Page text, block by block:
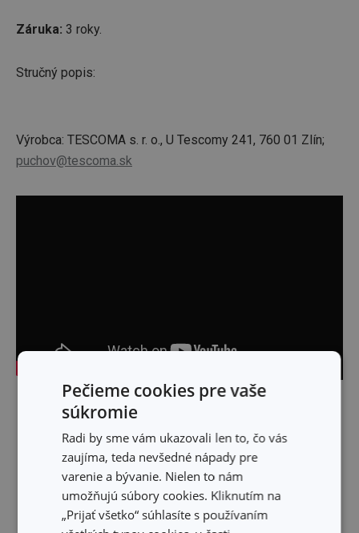
Záruka: 3 roky.
Stručný popis:
Výrobca: TESCOMA s. r. o., U Tescomy 241, 760 01 Zlín;
puchov@tescoma.sk
Skryť text
Pečieme cookies pre vaše
súkromie
Radi by sme vám ukazovali len to, čo vás
zaujíma, teda nevšedné nápady pre
varenie a bývanie. Nielen to nám
umožňujú súbory cookies. Kliknutím na
„Prijať všetko“ súhlasíte s používaním